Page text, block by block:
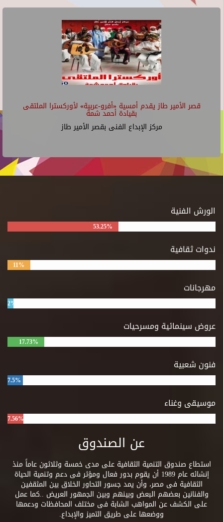
قصر الأمير طاز يقدم أمسية «أفرو-عربية» لأوركسترا الملتقى
بقيادة أحمد شمة
مركز الإبداع الفنى بقصر الأمير طاز
الورش الفنية
53.25%
ندوات ثقافية
11%
مهرجانات
2%
عروض سينمائية ومسرحيات
17.73%
فنون شعبية
7.5%
موسيقى وغناء
7.56%
عن الصندوق
استطاع صندوق التنمية الثقافية على مدى خمسة وثلاثون عاماً منذ
إنشائه عام 1989 أن يقوم بدور فعال ومؤثر فى دعم وتنمية الحياة
الثقافية فى مصر، وأن يمد جسور التحاور الخلاق بين المثقفين
والفنانين بعضهم البعض وبينهم وبين الجمهور العريض ..كما عمل
على الكشف عن المواهب الشابة فى مختلف المحافظات ودعمها
ووضعها على طريق التميز والإبداع.